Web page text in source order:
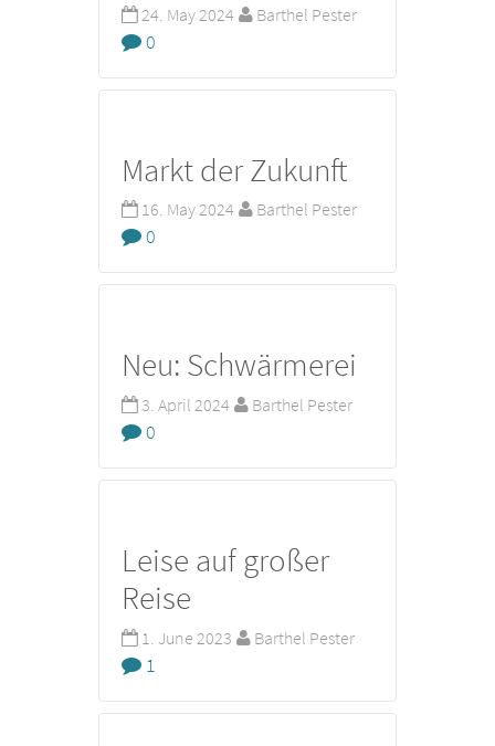
24. May 2024 Barthel Pester
0
Markt der Zukunft
16. May 2024 Barthel Pester
0
Neu: Schwärmerei
3. April 2024 Barthel Pester
0
Leise auf großer
Reise
1. June 2023 Barthel Pester
1